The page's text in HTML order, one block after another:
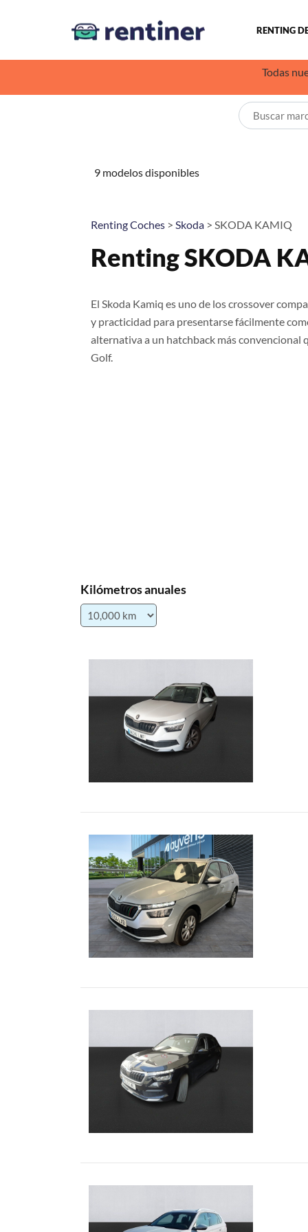
RENTING
Todas
9 modelos disponibles
Renting Coches > Skoda > SKODA KAMIQ
Renting SKODA
El Skoda Kamiq es uno de los crossover
y practicidad para presentarse fácilmente
alternativa a un hatchback más convencional
Golf.
Kilómetros anuales